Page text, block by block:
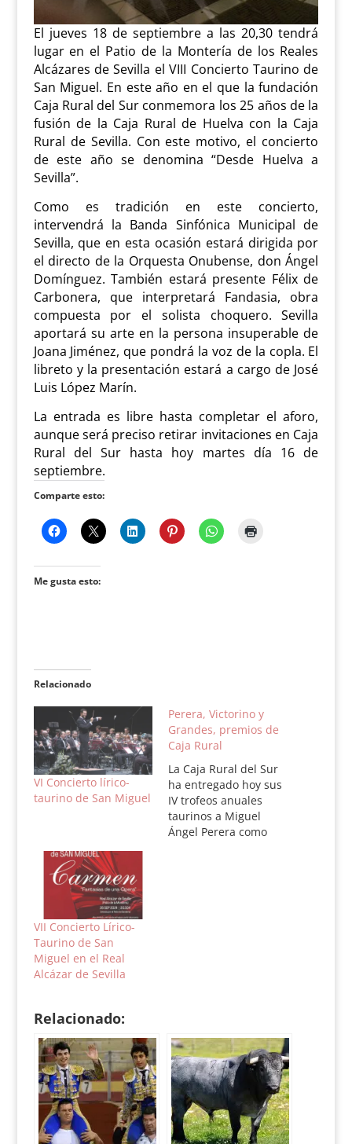
El jueves 18 de septiembre a las 20,30 tendrá
lugar en el Patio de la Montería de los Reales
Alcázares de Sevilla el VIII Concierto Taurino de
San Miguel. En este año en el que la fundación
Caja Rural del Sur conmemora los 25 años de la
fusión de la Caja Rural de Huelva con la Caja
Rural de Sevilla. Con este motivo, el concierto
de este año se denomina “Desde Huelva a
Sevilla”.
Como es tradición en este concierto,
intervendrá la Banda Sinfónica Municipal de
Sevilla, que en esta ocasión estará dirigida por
el directo de la Orquesta Onubense, don Ángel
Domínguez. También estará presente Félix de
Carbonera, que interpretará Fandasia, obra
compuesta por el solista choquero. Sevilla
aportará su arte en la persona insuperable de
Joana Jiménez, que pondrá la voz de la copla. El
libreto y la presentación estará a cargo de José
Luis López Marín.
La entrada es libre hasta completar el aforo,
aunque será preciso retirar invitaciones en Caja
Rural del Sur hasta hoy martes día 16 de
septiembre.
Comparte esto:
Me gusta esto:
Relacionado
VI Concierto lírico-
taurino de San Miguel
Perera, Victorino y
Grandes, premios de
Caja Rural
La Caja Rural del Sur
ha entregado hoy sus
IV trofeos anuales
taurinos a Miguel
Ángel Perera como
VII Concierto Lírico-
Taurino de San
Miguel en el Real
Alcázar de Sevilla
Relacionado: